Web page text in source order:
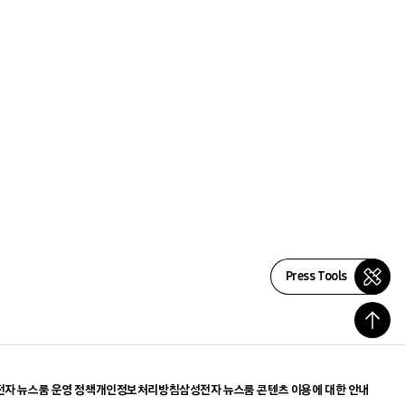
Press Tools
자 뉴스룸 운영 정책개인정보처리방침삼성전자 뉴스룸 콘텐츠 이용에 대한 안내